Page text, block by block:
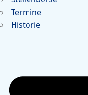
Termine
Historie